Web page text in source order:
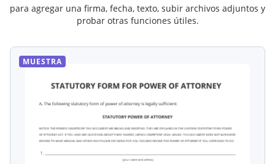
para agregar una firma, fecha, texto, subir archivos adjuntos y
probar otras funciones útiles.
MUESTRA